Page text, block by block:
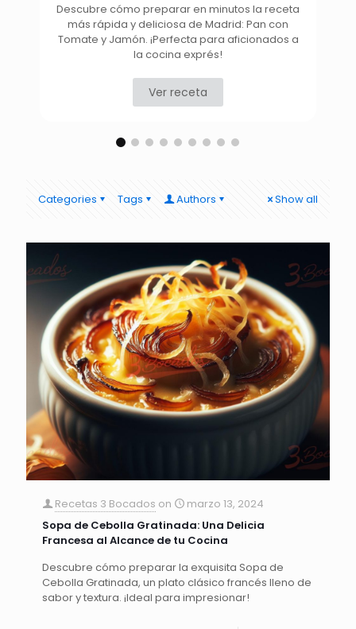
Descubre cómo preparar en minutos la receta
más rápida y deliciosa de Madrid: Pan con
Tomate y Jamón. ¡Perfecta para aficionados a
la cocina exprés!
Ver receta
Categories Tags Authors Show all
Recetas 3 Bocados on
marzo 13, 2024
Sopa de Cebolla Gratinada: Una Delicia
Francesa al Alcance de tu Cocina
Descubre cómo preparar la exquisita Sopa de
Cebolla Gratinada, un plato clásico francés lleno de
sabor y textura. ¡Ideal para impresionar!